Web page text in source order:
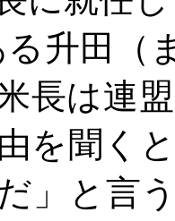
升田（
長は連
を聞く
」と言